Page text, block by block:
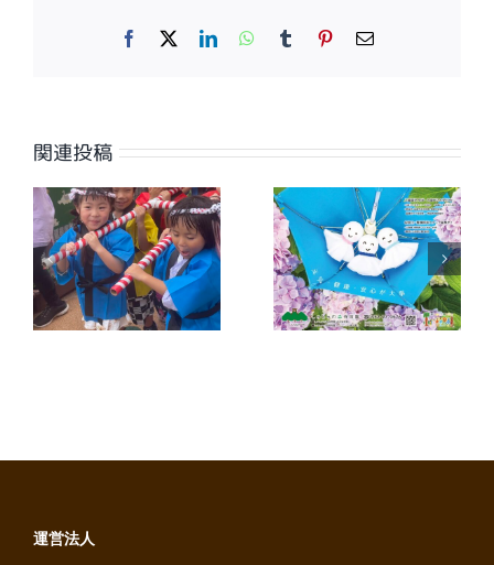
Facebook LinkedInWhatsApp
Tumblr Pinterest
電
関連投稿
【広報誌】ワイ
ヤーさが2026
年7月号に掲載
しました
【広報誌】ワイ
ヤーさが2026
年6月号に掲載
しました
運営法人